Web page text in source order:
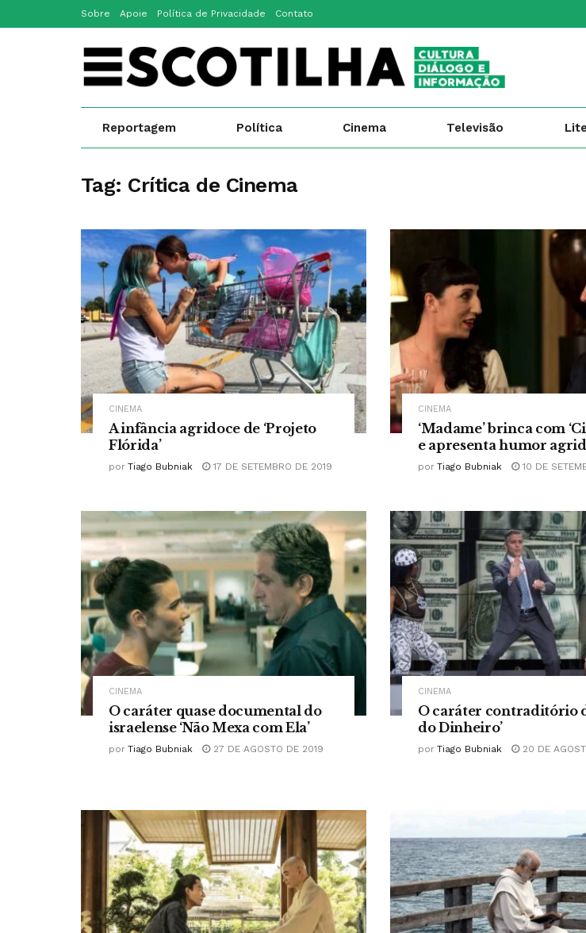
Sobre Apoie Política de Privacidade Contato
Reportagem Política Cinema Televisão
Tag: Crítica de Cinema
CINEMA
A infância agridoce de ‘Projeto
Flórida’
por Tiago Bubniak 17 DE SETEMBRO DE 2019
CINEMA
‘Madame’ brinca com
e apresenta humor
por Tiago Bubniak 10 DE
CINEMA
O caráter quase documental do
israelense ‘Não Mexa com Ela’
por Tiago Bubniak 27 DE AGOSTO DE 2019
CINEMA
O caráter contraditório
do Dinheiro’
por Tiago Bubniak 20 DE